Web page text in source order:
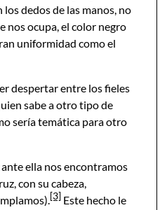
dedos de las manos, no
nos ocupa, el color negro
uniformidad como el
despertar entre los fieles
sabe a otro tipo de
sería temática para otro
ella nos encontramos
con su cabeza,
[3] Este hecho le